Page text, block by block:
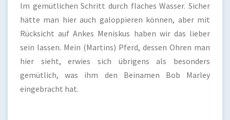
Im gemütlichen Schritt durch flaches Wasser. Sicher
hätte man hier auch galoppieren können, aber mit
Rücksicht auf Ankes Meniskus haben wir das lieber
sein lassen. Mein (Martins) Pferd, dessen Ohren man
hier sieht, erwies sich übrigens als besonders
gemütlich, was ihm den Beinamen Bob Marley
eingebracht hat.